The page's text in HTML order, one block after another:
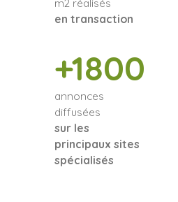
en transaction
+1800
annonces
diffusées
sur les
principaux sites
spécialisés